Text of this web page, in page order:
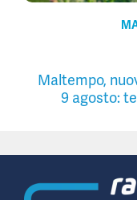
Maltempo,
9 agosto: